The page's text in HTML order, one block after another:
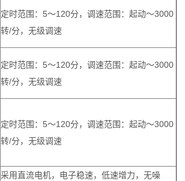
定时范围：5～120分，调速范围：起动～3000
转/分，无级调速
定时范围：5～120分，调速范围：起动～3000
转/分，无级调速
定时范围：5～120分，调速范围：起动～3000
转/分，无级调速
采用直流电机，电子稳速，低速增力，无噪